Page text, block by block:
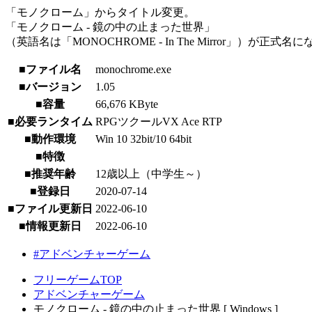
「モノクローム」からタイトル変更。
「モノクローム - 鏡の中の止まった世界」
（英語名は「MONOCHROME - In The Mirror」）が正式名に
■ファイル名
monochrome.exe
■バージョン
1.05
■容量
66,676 KByte
■必要ランタイム RPGツクールVX Ace RTP
■動作環境
Win 10 32bit/10 64bit
■特徴
■推奨年齢
12歳以上（中学生～）
■登録日
2020-07-14
■ファイル更新日 2022-06-10
■情報更新日
2022-06-10
#アドベンチャーゲーム
フリーゲームTOP
アドベンチャーゲーム
モノクローム - 鏡の中の止まった世界 [ Windows ]